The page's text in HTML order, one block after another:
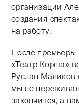
организации
создания
на работу.
После премьеры
«Театр Корша»
Руслан Маликов
мы не
закончится, а